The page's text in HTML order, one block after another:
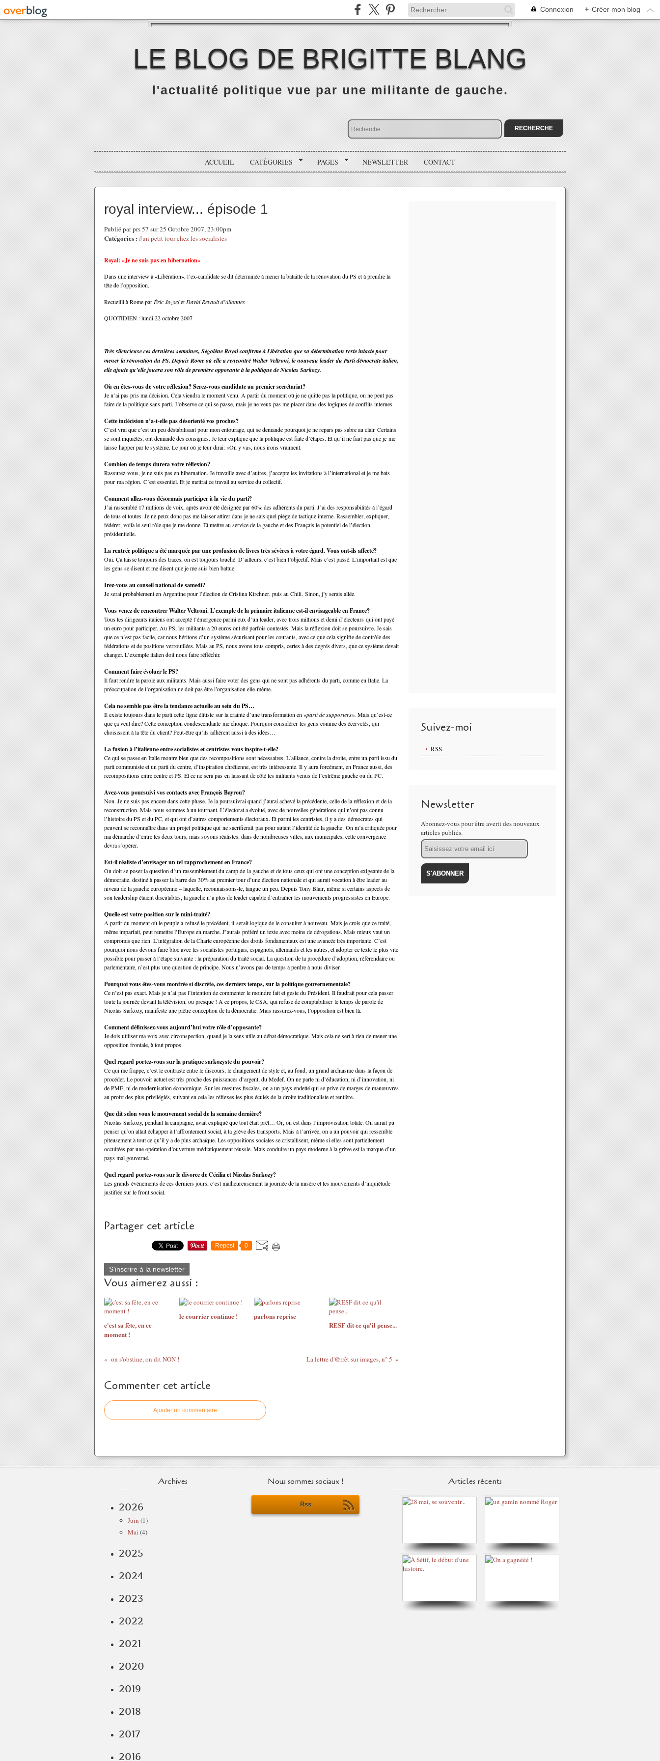
Connexion + Créer mon blog
LE BLOG DE BRIGITTE BLANG
l'actualité politique vue par une militante de gauche.
ACCUEIL CATÉGORIES PAGES NEWSLETTER CONTACT
royal interview... épisode 1
Publié par prs 57 sur 25 Octobre 2007, 23:00pm
Catégories : #un petit tour chez les socialistes
Royal: «Je ne suis pas en hibernation»
Dans une interview à «Libération», l’ex-candidate se dit déterminée à mener la bataille de la rénovation du PS et à prendre la
tête de l’opposition.
Recueilli à Rome par Éric Jozsefet David Revault d’Allonnes
QUOTIDIEN : lundi 22 octobre 2007
Très silencieuse ces dernières semaines, Ségolène Royal confirme à Libération que sa détermination reste intacte pour
mener la rénovation du PS. Depuis Rome où elle a rencontré Walter Veltroni, le nouveau leader du Parti démocrate italien,
elle ajoute qu’elle jouera son rôle de première opposante à la politique de Nicolas Sarkozy.
Où en êtes-vous de votre réflexion? Serez-vous candidate au premier secrétariat?
Je n’ai pas pris ma décision. Cela viendra le moment venu. A partir du moment où je ne quitte pas la politique, on ne peut pas
faire de la politique sans parti. J’observe ce qui se passe, mais je ne veux pas me placer dans des logiques de conflits internes.
Cette indécision n’a-t-elle pas désorienté vos proches?
C’est vrai que c’est un peu déstabilisant pour mon entourage, qui se demande pourquoi je ne repars pas sabre au clair. Certains
se sont inquiétés, ont demandé des consignes. Je leur explique que la politique est faite d’étapes. Et qu’il ne faut pas que je me
laisse happer par le système. Le jour où je leur dirai: «On y va», nous irons vraiment.
Combien de temps durera votre réflexion?
Rassurez-vous, je ne suis pas en hibernation. Je travaille avec d’autres, j’accepte les invitations à l’international et je me bats
pour ma région. C’est essentiel. Et je mettrai ce travail au service du collectif.
Comment allez-vous désormais participer à la vie du parti?
J’ai rassemblé 17 millions de voix, après avoir été désignée par 60% des adhérents du parti. J’ai des responsabilités à l’égard
de tous et toutes. Je ne peux donc pas me laisser attirer dans je ne sais quel piège de tactique interne. Rassembler, expliquer,
fédérer, voilà le seul rôle que je me donne. Et mettre au service de la gauche et des Français le potentiel de l’élection
présidentielle.
La rentrée politique a été marquée par une profusion de livres très sévères à votre égard. Vous ont-ils affecté?
Oui. Ça laisse toujours des traces, on est toujours touché. D’ailleurs, c’est bien l’objectif. Mais c’est passé. L’important est que
les gens se disent et me disent que je me suis bien battue.
Irez-vous au conseil national de samedi?
Je serai probablement en Argentine pour l’élection de Cristina Kirchner, puis au Chili. Sinon, j’y serais allée.
Vous venez de rencontrer Walter Veltroni. L’exemple de la primaire italienne est-il envisageable en France?
Tous les dirigeants italiens ont accepté l’émergence parmi eux d’un leader, avec trois millions et demi d’électeurs qui ont payé
un euro pour participer. Au PS, les militants à 20 euros ont été parfois contestés. Mais la réflexion doit se poursuivre. Je sais
que ce n’est pas facile, car nous héritons d’un système sécurisant pour les courants, avec ce que cela signifie de contrôle des
fédérations et de positions verrouillées. Mais au PS, nous avons tous compris, certes à des degrés divers, que ce système devait
changer. L’exemple italien doit nous faire réfléchir.
Comment faire évoluer le PS?
Il faut rendre la parole aux militants. Mais aussi faire voter des gens qui ne sont pas adhérents du parti, comme en Italie. La
préoccupation de l’organisation ne doit pas être l’organisation elle-même.
Cela ne semble pas être la tendance actuelle au sein du PS…
Il existe toujours dans le parti cette ligne élitiste sur la crainte d’une transformation en «parti de supporters». Mais qu’est-ce
que ça veut dire? Cette conception condescendante me choque. Pourquoi considérer les gens comme des écervelés, qui
choisissent à la tête du client? Peut-être qu’ils adhèrent aussi à des idées…
La fusion à l’italienne entre socialistes et centristes vous inspire-t-elle?
Ce qui se passe en Italie montre bien que des recompositions sont nécessaires. L’alliance, contre la droite, entre un parti issu du
parti communiste et un parti du centre, d’inspiration chrétienne, est très intéressante. Il y aura forcément, en France aussi, des
recompositions entre centre et PS. Et ce ne sera pas en laissant de côté les militants venus de l’extrême gauche ou du PC.
Avez-vous poursuivi vos contacts avec François Bayrou?
Non. Je ne suis pas encore dans cette phase. Je la poursuivrai quand j’aurai achevé la précédente, celle de la réflexion et de la
reconstruction. Mais nous sommes à un tournant. L’électorat a évolué, avec de nouvelles générations qui n’ont pas connu
l’histoire du PS et du PC, et qui ont d’autres comportements électoraux. Et parmi les centristes, il y a des démocrates qui
peuvent se reconnaître dans un projet politique qui ne sacrifierait pas pour autant l’identité de la gauche. On m’a critiquée pour
ma démarche d’entre les deux tours, mais soyons réalistes: dans de nombreuses villes, aux municipales, cette convergence
devra s’opérer.
Est-il réaliste d’envisager un tel rapprochement en France?
On doit se poser la question d’un rassemblement du camp de la gauche et de tous ceux qui ont une conception exigeante de la
démocratie, destiné à passer la barre des 30% au premier tour d’une élection nationale et qui aurait vocation à être leader au
niveau de la gauche européenne – laquelle, reconnaissons-le, tangue un peu. Depuis Tony Blair, même si certains aspects de
son leadership étaient discutables, la gauche n’a plus de leader capable d’entraîner les mouvements progressistes en Europe.
Quelle est votre position sur le mini-traité?
A partir du moment où le peuple a refusé le précédent, il serait logique de le consulter à nouveau. Mais je crois que ce traité,
même imparfait, peut remettre l’Europe en marche. J’aurais préféré un texte avec moins de dérogations. Mais mieux vaut un
compromis que rien. L’intégration dela Charteeuropéenne des droits fondamentaux est une avancée très importante. C’est
pourquoi nous devons faire bloc avec les socialistes portugais, espagnols, allemands et les autres, et adopter ce texte le plus vite
possible pour passer à l’étape suivante : la préparation du traité social. La question de la procédure d’adoption, référendaire ou
parlementaire, n’est plus une question de principe. Nous n’avons pas de temps à perdre à nous diviser.
Pourquoi vous êtes-vous montrée si discrète, ces derniers temps, sur la politique gouvernementale?
Ce n’est pas exact. Mais je n’ai pas l’intention de commenter le moindre fait et geste du Président. Il faudrait pour cela passer
toute la journée devant la télévision, ou presque ! A ce propos, le CSA, qui refuse de comptabiliser le temps de parole de
Nicolas Sarkozy, manifeste une piètre conception de la démocratie. Mais rassurez-vous, l’opposition est bien là.
Comment définissez-vous aujourd’hui votre rôle d’opposante?
Je dois utiliser ma voix avec circonspection, quand je la sens utile au débat démocratique. Mais cela ne sert à rien de mener une
opposition frontale, à tout propos.
Quel regard portez-vous sur la pratique sarkozyste du pouvoir?
Ce qui me frappe, c’est le contraste entre le discours, le changement de style et, au fond, un grand archaïsme dans la façon de
procéder. Le pouvoir actuel est très proche des puissances d’argent, du Medef. On ne parle ni d’éducation, ni d’innovation, ni
de PME, ni de modernisation économique. Sur les mesures fiscales, on a un pays endetté qui se prive de marges de manœuvres
au profit des plus privilégiés, suivant en cela les réflexes les plus éculés de la droite traditionaliste et rentière.
Que dit selon vous le mouvement social de la semaine dernière?
Nicolas Sarkozy, pendant la campagne, avait expliqué que tout était prêt… Or, on est dans l’improvisation totale. On aurait pu
penser qu’on allait échapper à l’affrontement social, à la grève des transports. Mais à l’arrivée, on a un pouvoir qui ressemble
piteusement à tout ce qu’il y a de plus archaïque. Les oppositions sociales se cristallisent, même si elles sont partiellement
occultées par une opération d’ouverture médiatiquement réussie. Mais conduire un pays moderne à la grève est la marque d’un
pays mal gouverné.
Quel regard portez-vous sur le divorce de Cécilia et Nicolas Sarkozy?
Les grands événements de ces derniers jours, c’est malheureusement la journée de la misère et les mouvements d’inquiétude
justifiée sur le front social.
Partager cet article
Repost 0
S'inscrire à la newsletter
Vous aimerez aussi :
c'est sa fête, en ce
moment !
le courrier continue !
parlons reprise
RESF dit ce qu'il pense...
on s'obstine, on dit NON ! La lettre d'@rrêt sur images, n° 5
Commenter cet article
Ajouter un commentaire
Suivez-moi
RSS
Newsletter
Abonnez-vous pour être averti des nouveaux
articles publiés.
Email
Archives
2026
Juin (1)
Mai (4)
2025
2024
2023
2022
2021
2020
2019
2018
2017
2016
Nous sommes sociaux !
Rss
Articles récents